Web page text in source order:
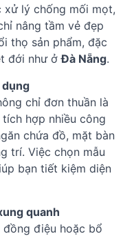
lý chống mối mọt,
nâng tầm vẻ đẹp
thọ sản phẩm, đặc
đới như ởĐà Nẵng.
chỉ đơn thuần là
hợp nhiều công
chứa đồ, mặt bàn
trí. Việc chọn mẫu
bạn tiết kiệm diện
quanh
đồng điệu hoặc bổ